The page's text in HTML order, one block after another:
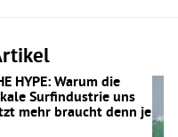
HYPE: Warum die
Surfindustrie uns
mehr braucht denn je